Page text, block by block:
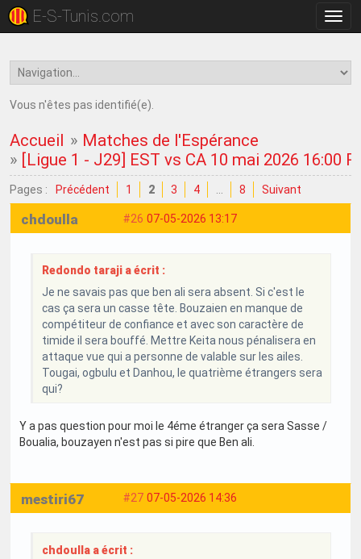
la
E-S-Tunis.com
Vous n'êtes pas identifié(e).
Accueil » Matches de l'Espérance
» [Ligue 1 - J29] EST vs CA 10 mai 2026 16:00
Pages : Précédent 1 2 3 4 8 Suivant
#26 07-05-2026 13:17
chdoulla
Redondo taraji a écrit :
Je ne savais pas que ben ali sera absent. Si c'est le
cas ça sera un casse tête. Bouzaien en manque de
compétiteur de confiance et avec son caractère de
timide il sera bouffé. Mettre Keita nous pénalisera en
attaque vue qui a personne de valable sur les ailes.
Tougai, ogbulu et Danhou, le quatrième étrangers sera
qui?
Y a pas question pour moi le 4éme étranger ça sera Sasse /
Boualia, bouzayen n'est pas si pire que Ben ali.
#27 07-05-2026 14:36
mestiri67
chdoulla a écrit :